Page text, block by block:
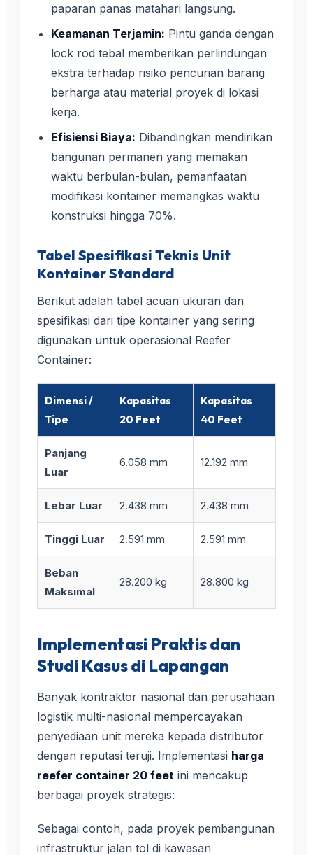
paparan panas matahari langsung.
Keamanan Terjamin: Pintu ganda dengan
lock rod tebal memberikan perlindungan
ekstra terhadap risiko pencurian barang
berharga atau material proyek di lokasi
kerja.
Efisiensi Biaya: Dibandingkan mendirikan
bangunan permanen yang memakan
waktu berbulan-bulan, pemanfaatan
modifikasi kontainer memangkas waktu
konstruksi hingga 70%.
Tabel Spesifikasi Teknis Unit
Kontainer Standard
Berikut adalah tabel acuan ukuran dan
spesifikasi dari tipe kontainer yang sering
digunakan untuk operasional Reefer
Container:
Dimensi /
Tipe
Kapasitas
20 Feet
Kapasitas
40 Feet
Panjang
Luar
6.058 mm 12.192 mm
Lebar Luar 2.438 mm 2.438 mm
Tinggi Luar 2.591 mm 2.591 mm
Beban
Maksimal
28.200 kg 28.800 kg
Implementasi Praktis dan
Studi Kasus di Lapangan
Banyak kontraktor nasional dan perusahaan
logistik multi-nasional mempercayakan
penyediaan unit mereka kepada distributor
dengan reputasi teruji. Implementasi harga
reefer container 20 feet ini mencakup
berbagai proyek strategis:
Sebagai contoh, pada proyek pembangunan
infrastruktur jalan tol di kawasan